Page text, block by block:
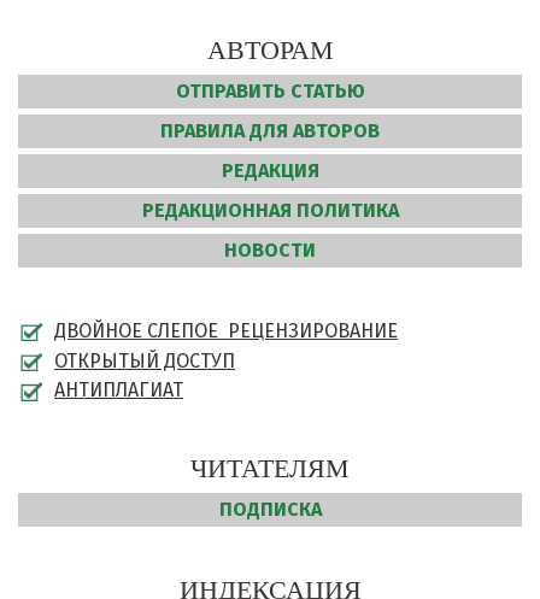
АВТОРАМ
ОТПРАВИТЬ СТАТЬЮ
ПРАВИЛА ДЛЯ АВТОРОВ
РЕДАКЦИЯ
РЕДАКЦИОННАЯ ПОЛИТИКА
НОВОСТИ
ДВОЙНОЕ СЛЕПОЕ РЕЦЕНЗИРОВАНИЕ
ОТКРЫТЫЙ ДОСТУП
АНТИПЛАГИАТ
ЧИТАТЕЛЯМ
ПОДПИСКА
ИНДЕКСАЦИЯ